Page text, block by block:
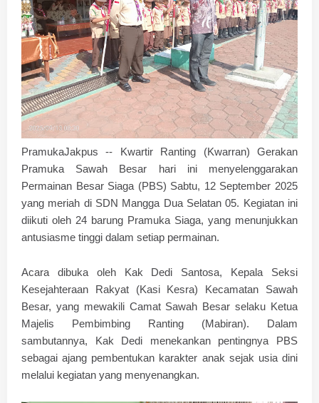
PramukaJakpus -- Kwartir Ranting (Kwarran) Gerakan
Pramuka Sawah Besar hari ini menyelenggarakan
Permainan Besar Siaga (PBS) Sabtu, 12 September 2025
yang meriah di SDN Mangga Dua Selatan 05. Kegiatan ini
diikuti oleh 24 barung Pramuka Siaga, yang menunjukkan
antusiasme tinggi dalam setiap permainan.
Acara dibuka oleh Kak Dedi Santosa, Kepala Seksi
Kesejahteraan Rakyat (Kasi Kesra) Kecamatan Sawah
Besar, yang mewakili Camat Sawah Besar selaku Ketua
Majelis Pembimbing Ranting (Mabiran). Dalam
sambutannya, Kak Dedi menekankan pentingnya PBS
sebagai ajang pembentukan karakter anak sejak usia dini
melalui kegiatan yang menyenangkan.